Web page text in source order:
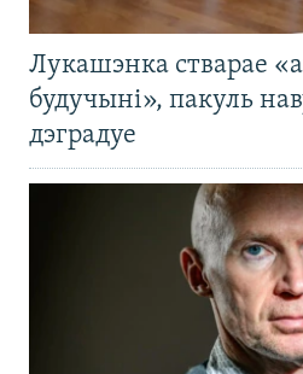
Лукашэнка стварае
будучыні», пакуль
дэградуе